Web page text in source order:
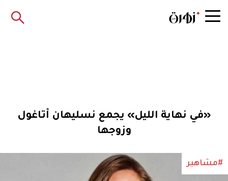
«في نهاية الليل» يجمع نسليهان أتاغول
وزوجها
#مشاهير